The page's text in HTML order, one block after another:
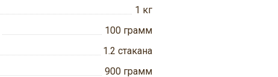
1 кг
100 грамм
1.2 стакана
900 грамм